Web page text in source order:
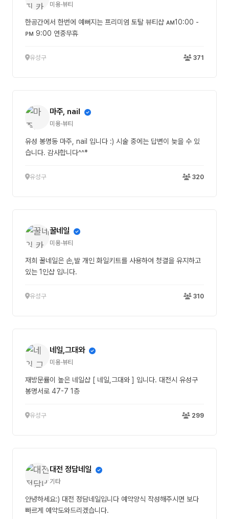
미용·뷰티
한공간에서 한번에 예뻐지는 프리미엄 토탈 뷰티샵 ᴀᴍ10:00 -
ᴘᴍ 9:00 연중무휴
유성구 371
마주, nail
미용·뷰티
유성 봉명동 마주, nail 입니다 :) 시술 중에는 답변이 늦을 수 있
습니다. 감사합니다^^*
유성구 320
꿀네일
미용·뷰티
저희 꿀네일은 손,발 개인 화일키트를 사용하여 청결을 유지하고
있는 1인샵 입니다.
유성구 310
네일,그대와
미용·뷰티
재방문률이 높은 네일샵 [ 네일,그대와 ] 입니다. 대전시 유성구
봉명서로 47-7 1층
유성구 299
대전 정담네일
기타
안녕하세요:) 대전 정담네일입니다 예약양식 작성해주시면 보다
빠르게 예약도와드리겠습니다.